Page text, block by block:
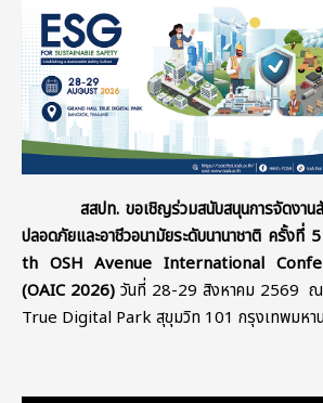
สสปท. ขอเชิญร่วมสนับสนุนการจัดงานสั
ปลอดภัยและอาชีวอนามัยระดับนานาชาติ ครั้ง
th OSH Avenue International
(OAIC 2026) วันที่ 28-29 สิงหาคม 2569
True Digital Park สุขุมวิท 101 กรุงเทพมหา